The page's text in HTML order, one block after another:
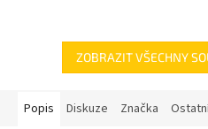
ZOBRAZIT VŠECHNY
Popis Diskuze Značka